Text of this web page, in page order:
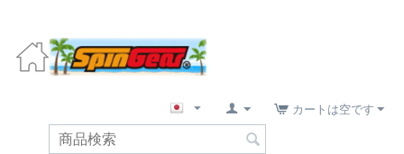
カートは空です